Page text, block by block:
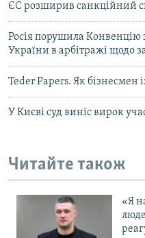
ЄС розширив санкційний
Росія порушила Конвенцію
України в арбітражі щодо
Teder Papers. Як бізнесмен
У Києві суд виніс вирок
Читайте також
«Я